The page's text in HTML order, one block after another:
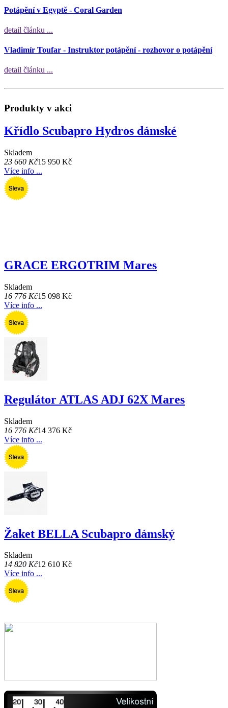
Potápění v Egyptě - Coral Garden
detail článku ...
Vladimír Toufar - Instruktor potápění - rozhovor o potápění
detail článku ...
Produkty v akci
Křídlo Scubapro Hydros dámské
Skladem
23 660 Kč15 950 Kč
Více info ...
GRACE ERGOTRIM Mares
Skladem
16 776 Kč15 098 Kč
Více info ...
Regulátor ATLAS ADJ 62X Mares
Skladem
16 776 Kč14 376 Kč
Více info ...
Žaket BELLA Scubapro dámský
Skladem
14 820 Kč12 610 Kč
Více info ...